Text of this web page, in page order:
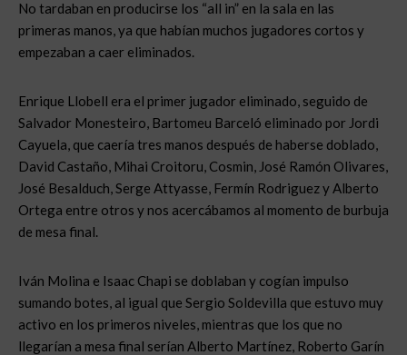
No tardaban en producirse los “all in” en la sala en las
primeras manos, ya que habían muchos jugadores cortos y
empezaban a caer eliminados.
Enrique Llobell era el primer jugador eliminado, seguido de
Salvador Monesteiro, Bartomeu Barceló eliminado por Jordi
Cayuela, que caería tres manos después de haberse doblado,
David Castaño, Mihai Croitoru, Cosmin, José Ramón Olivares,
José Besalduch, Serge Attyasse, Fermín Rodriguez y Alberto
Ortega entre otros y nos acercábamos al momento de burbuja
de mesa final.
Iván Molina e Isaac Chapi se doblaban y cogían impulso
sumando botes, al igual que Sergio Soldevilla que estuvo muy
activo en los primeros niveles, mientras que los que no
llegarían a mesa final serían Alberto Martínez, Roberto Garín